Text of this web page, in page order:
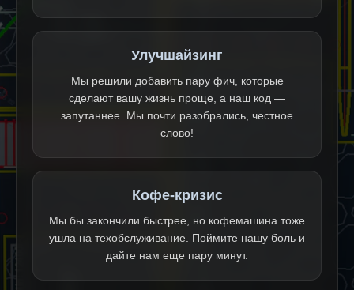
Улучшайзинг
Мы решили добавить пару фич, которые
сделают вашу жизнь проще, а наш код —
запутаннее. Мы почти разобрались, честное
слово!
Кофе-кризис
Мы бы закончили быстрее, но кофемашина тоже
ушла на техобслуживание. Поймите нашу боль и
дайте нам еще пару минут.